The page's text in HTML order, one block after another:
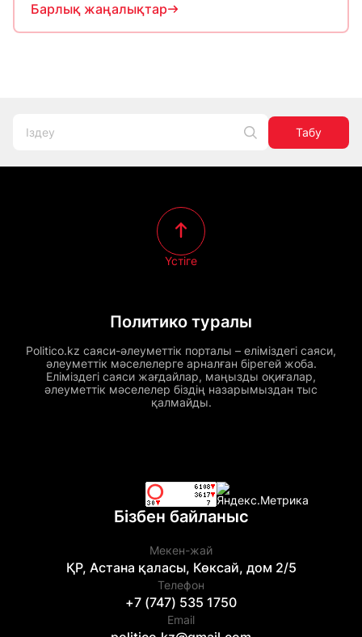
Барлық жаңалықтар
Табу
Политико туралы
Politico.kz саяси-әлеуметтік порталы – еліміздегі саяси,
әлеуметтік мәселелерге арналған бірегей жоба.
Еліміздегі саяси жағдайлар, маңызды оқиғалар,
әлеуметтік мәселелер біздің назарымыздан тыс
қалмайды.
Үстіге
Бізбен байланыс
Мекен-жай
ҚР, Астана қаласы, Көксай, дом 2/5
Телефон
+7 (747) 535 1750
Email